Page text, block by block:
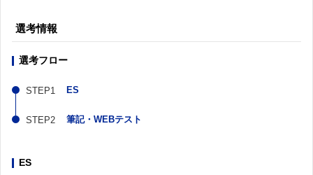
選考情報
選考フロー
ES
筆記・WEBテスト
ES